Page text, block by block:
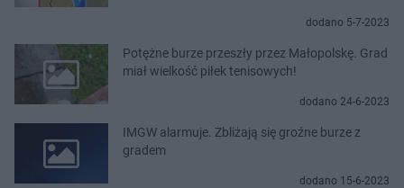
dodano 5-7-2023
Potężne burze przeszły przez Małopolskę. Grad
miał wielkość piłek tenisowych!
dodano 24-6-2023
IMGW alarmuje. Zbliżają się groźne burze z
gradem
dodano 15-6-2023